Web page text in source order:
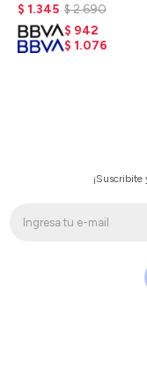
Seaweed
$ 1.345 $2.690
$ 942
$ 1.076
¡Suscribite